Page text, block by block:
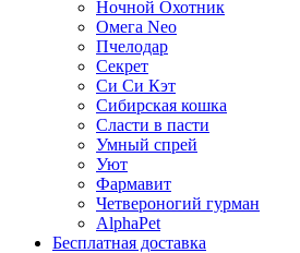
Ночной Охотник
Омега Neo
Пчелодар
Секрет
Си Си Кэт
Сибирская кошка
Сласти в пасти
Умный спрей
Уют
Фармавит
Четвероногий гурман
AlphaPet
Бесплатная доставка